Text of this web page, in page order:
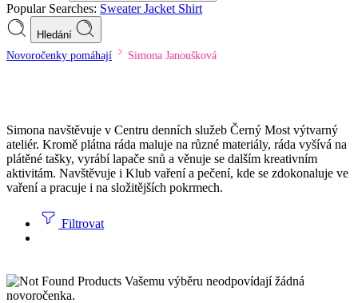
Popular Searches: SweaterJacket Shirt
Hledání
Novoročenky pomáhají Simona Janoušková
Simona navštěvuje v Centru denních služeb Černý Most výtvarný
ateliér. Kromě plátna ráda maluje na různé materiály, ráda vyšívá na
plátěné tašky, vyrábí lapače snů a věnuje se dalším kreativním
aktivitám. Navštěvuje i Klub vaření a pečení, kde se zdokonaluje ve
vaření a pracuje i na složitějších pokrmech.
Filtrovat
Vašemu výběru neodpovídají žádná
novoročenka.